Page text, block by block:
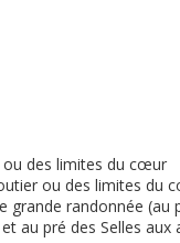
ou des limites du cœur
ou des limites du
randonnée (au
au pré des Selles aux